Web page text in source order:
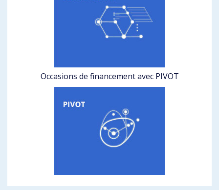
Occasions de financement avec PIVOT